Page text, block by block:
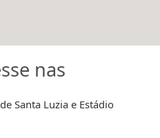
nas
Santa Luzia e Estádio